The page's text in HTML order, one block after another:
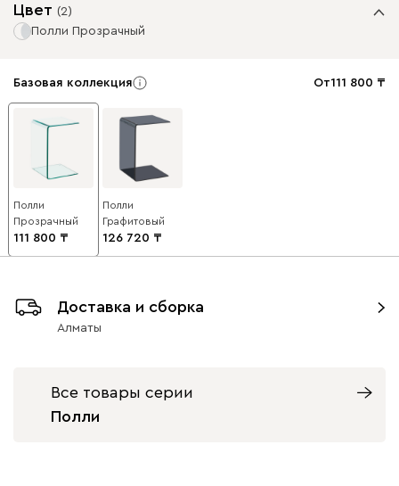
Цвет (2)
Полли Прозрачный
Базовая коллекция От111 800
Полли
Прозрачный
111 800
Полли
Графитовый
126 720
Доставка и сборка
Алматы
Все товары серии
Полли